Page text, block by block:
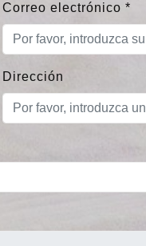
Correo electrónico *
Dirección